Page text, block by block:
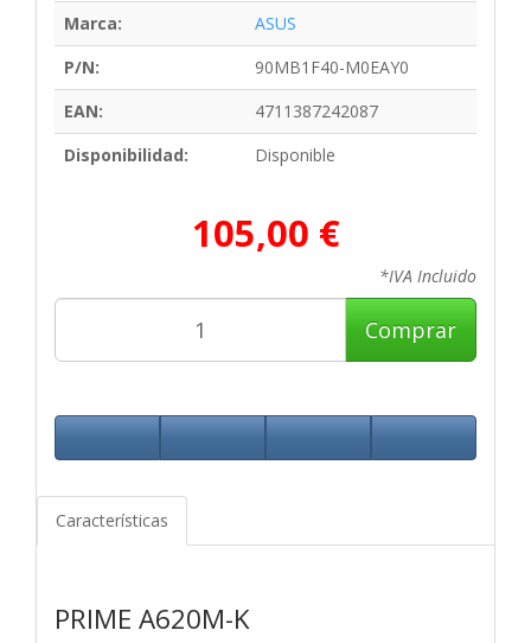
Marca:
ASUS
P/N:
90MB1F40-M0EAY0
EAN:
4711387242087
Disponibilidad:
Disponible
105,00 €
*IVA Incluido
Comprar
Características
PRIME A620M-K